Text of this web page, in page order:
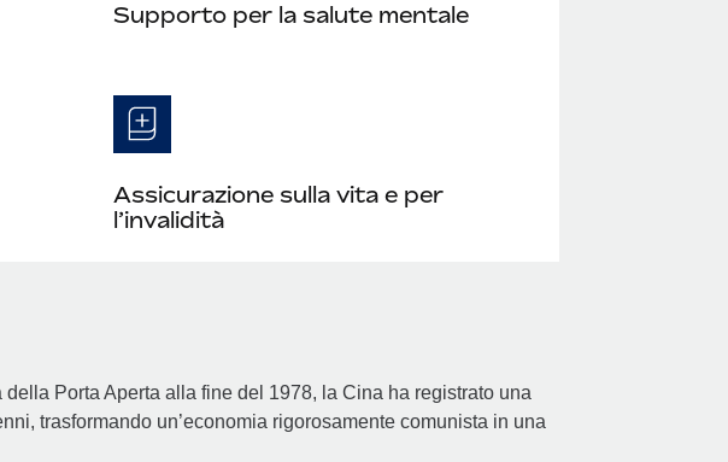
Supporto per la salute mentale
Assicurazione sulla vita e per
l’invalidità
Porta Aperta alla fine del 1978, la Cina ha registrato una
trasformando un’economia rigorosamente comunista in una